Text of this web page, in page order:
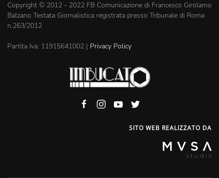
Copyright © 2012 - 2022 FB Comunicazione di Francesco Girolamo
Balzano Testata Giornalistica registrata presso Tribunale di Roma
n.263/2012
Partita Iva: 11915641002 | Privacy Policy
SITO WEB REALIZZATO DA